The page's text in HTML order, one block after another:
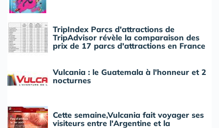
TripIndex Parcs d'attractions de
TripAdvisor révèle la comparaison des
prix de 17 parcs d'attractions en France
Vulcania : le Guatemala à l'honneur et 2
nocturnes
Cette semaine,Vulcania fait voyager ses
visiteurs entre l'Argentine et la